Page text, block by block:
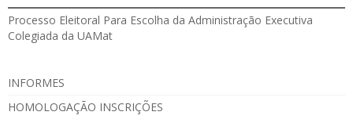
Processo Eleitoral Para Escolha da Administração Executiva
Colegiada da UAMat
INFORMES
HOMOLOGAÇÃO INSCRIÇÕES